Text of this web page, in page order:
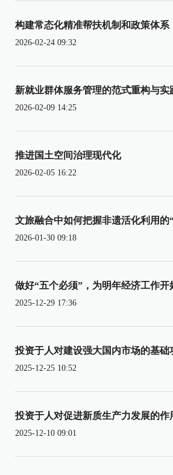
构建常态化精准帮扶机制和政策体系
2026-02-24 09:32
新就业群体服务管理的范式重构与实
2026-02-09 14:25
推进国土空间治理现代化
2026-02-05 16:22
文旅融合中如何把握非遗活化利用的
2026-01-30 09:18
做好“五个必须”，为明年经济工作开
2025-12-29 17:36
投资于人对建设强大国内市场的基础
2025-12-25 10:52
投资于人对促进新质生产力发展的作
2025-12-10 09:01